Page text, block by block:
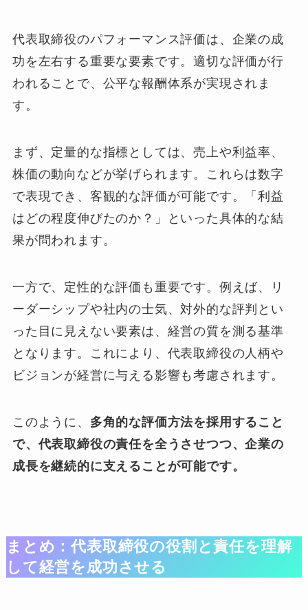
代表取締役のパフォーマンス評価は、企業の成
功を左右する重要な要素です。適切な評価が行
われることで、公平な報酬体系が実現されま
す。
まず、定量的な指標としては、売上や利益率、
株価の動向などが挙げられます。これらは数字
で表現でき、客観的な評価が可能です。「利益
はどの程度伸びたのか？」といった具体的な結
果が問われます。
一方で、定性的な評価も重要です。例えば、リ
ーダーシップや社内の士気、対外的な評判とい
った目に見えない要素は、経営の質を測る基準
となります。これにより、代表取締役の人柄や
ビジョンが経営に与える影響も考慮されます。
このように、 多角的な評価方法を採用すること
で、代表取締役の責任を全うさせつつ、企業の
成長を継続的に支えることが可能です。
まとめ：代表取締役の役割と責任を理解
して経営を成功させる